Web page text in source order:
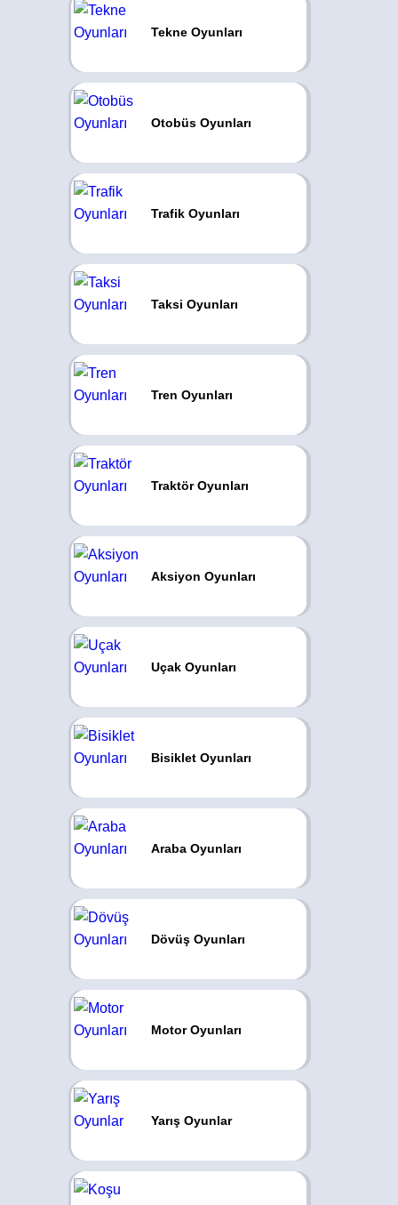
Tekne Oyunları
Otobüs Oyunları
Trafik Oyunları
Taksi Oyunları
Tren Oyunları
Traktör Oyunları
Aksiyon Oyunları
Uçak Oyunları
Bisiklet Oyunları
Araba Oyunları
Dövüş Oyunları
Motor Oyunları
Yarış Oyunlar